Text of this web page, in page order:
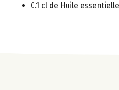
0.1 cl de Huile essentielle